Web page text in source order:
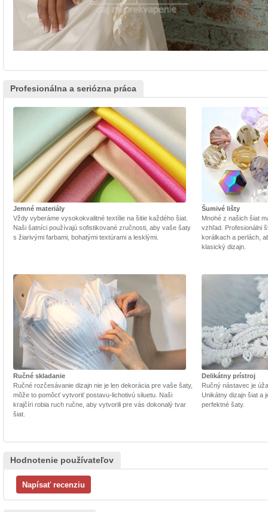
Profesionálna a seriózna práca
Jemné materiály
Vždy vyberáme vysokokvalitné textílie na šitie každého šiat.
Naši šatníci používajú sofistikované zručnosti, aby vaše šaty
s žiarivými farbami, bohatými textúrami a lesklými.
Šumivé lišty
Mnohé z našich šiat
vzhľad. Profesionálni
korálkach a perlách,
klasický dizajn.
Ručné skladanie
Ručné rozčesávanie dizajn nie je len dekorácia pre vaše šaty,
môže to pomôcť vytvoriť postavu-lichotivú siluetu. Naši
krajčíri robia ruch ručne, aby vytvorili pre vás dokonalý tvar
šiat.
Delikátny prístroj
Ručný nástavec je
Unikátny dizajn šiat a
perfektné šaty.
Hodnotenie používateľov